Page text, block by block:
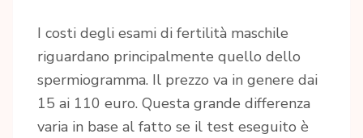
I costi degli esami di fertilità maschile
riguardano principalmente quello dello
spermiogramma. Il prezzo va in genere dai
15 ai 110 euro. Questa grande differenza
varia in base al fatto se il test eseguito è